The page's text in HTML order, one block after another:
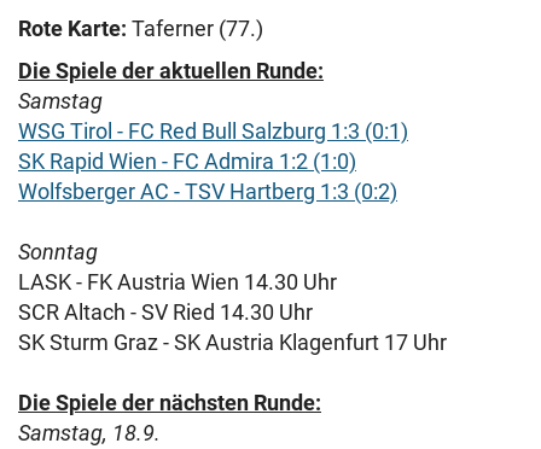
Rote Karte: Taferner (77.)
Die Spiele der aktuellen Runde:
Samstag
WSG Tirol - FC Red Bull Salzburg 1:3 (0:1)
SK Rapid Wien - FC Admira 1:2 (1:0)
Wolfsberger AC - TSV Hartberg 1:3 (0:2)
Sonntag
LASK - FK Austria Wien 14.30 Uhr
SCR Altach - SV Ried 14.30 Uhr
SK Sturm Graz - SK Austria Klagenfurt 17 Uhr
Die Spiele der nächsten Runde:
Samstag, 18.9.